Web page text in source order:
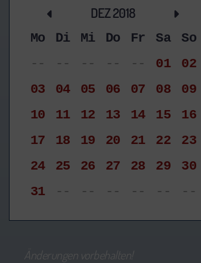
DEZ 2018
Mo Di Mi Do Fr Sa
So
--
-- -- -- -- 01
02
03
04 05 06 07 08
09
10
11 12 13 14 15
16
17
18 19 20 21 22
23
24
25 26 27 28 29
30
31
-- -- -- -- -- --
Änderungen vorbehalten!